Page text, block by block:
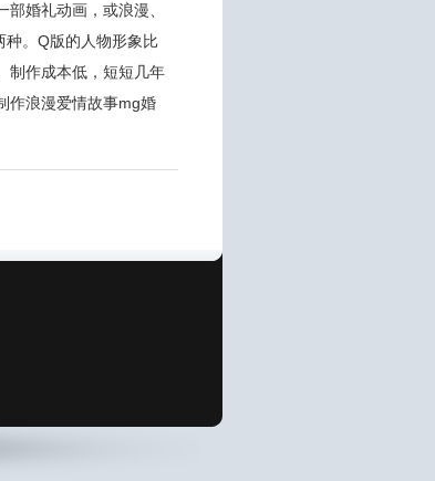
婚礼动画，或浪漫、
。Q版的人物形象比
制作成本低，短短几年
作浪漫爱情故事mg婚